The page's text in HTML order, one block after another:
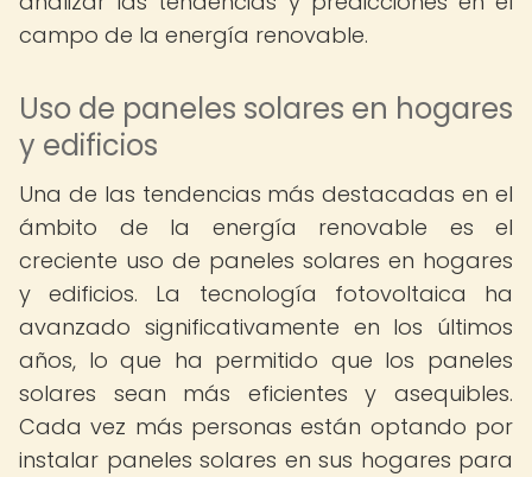
campo de la energía renovable.
Uso de paneles solares en hogares
y edificios
Una de las tendencias más destacadas en el
ámbito de la energía renovable es el
creciente uso de paneles solares en hogares
y edificios. La tecnología fotovoltaica ha
avanzado significativamente en los últimos
años, lo que ha permitido que los paneles
solares sean más eficientes y asequibles.
Cada vez más personas están optando por
instalar paneles solares en sus hogares para